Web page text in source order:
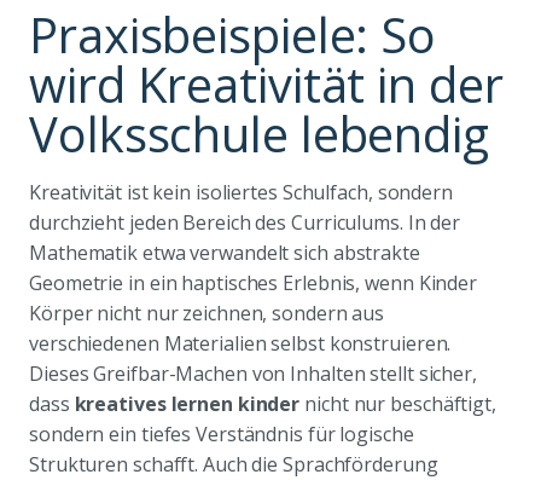
Praxisbeispiele: So
wird Kreativität in der
Volksschule lebendig
Kreativität ist kein isoliertes Schulfach, sondern
durchzieht jeden Bereich des Curriculums. In der
Mathematik etwa verwandelt sich abstrakte
Geometrie in ein haptisches Erlebnis, wenn Kinder
Körper nicht nur zeichnen, sondern aus
verschiedenen Materialien selbst konstruieren.
Dieses Greifbar-Machen von Inhalten stellt sicher,
dass kreatives lernen kinder nicht nur beschäftigt,
sondern ein tiefes Verständnis für logische
Strukturen schafft. Auch die Sprachförderung